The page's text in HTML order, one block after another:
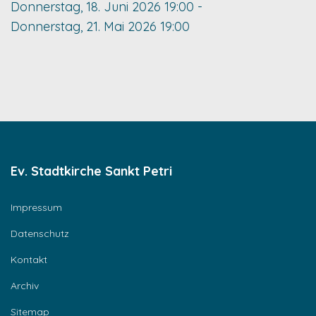
Donnerstag, 18. Juni 2026 19:00 -
Donnerstag, 21. Mai 2026 19:00
Ev. Stadtkirche Sankt Petri
Impressum
Datenschutz
Kontakt
Archiv
Sitemap